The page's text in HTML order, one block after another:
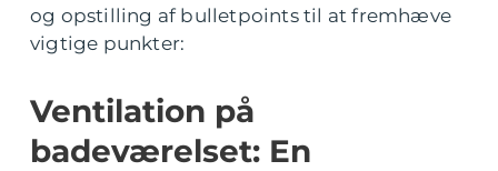
og opstilling af bulletpoints til at fremhæve
vigtige punkter:
Ventilation på
badeværelset: En